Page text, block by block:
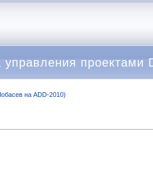
проектами
на ADD-2010)